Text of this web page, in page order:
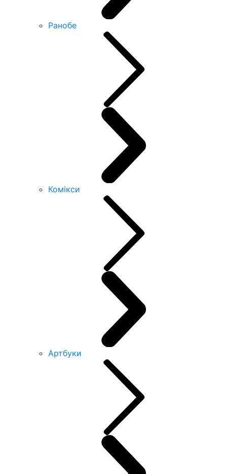
Ранобе
Комікси
Артбуки